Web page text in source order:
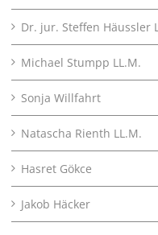
Dr. jur. Steffen Häussler
Michael Stumpp LL.M.
Sonja Willfahrt
Natascha Rienth LL.M.
Hasret Gökce
Jakob Häcker